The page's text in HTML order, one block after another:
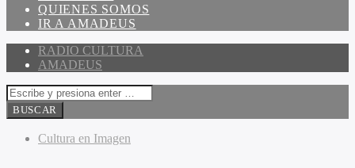
QUIENES SOMOS
IR A AMADEUS
RADIO CULTURA
AMADEUS
Cultura en Imagen